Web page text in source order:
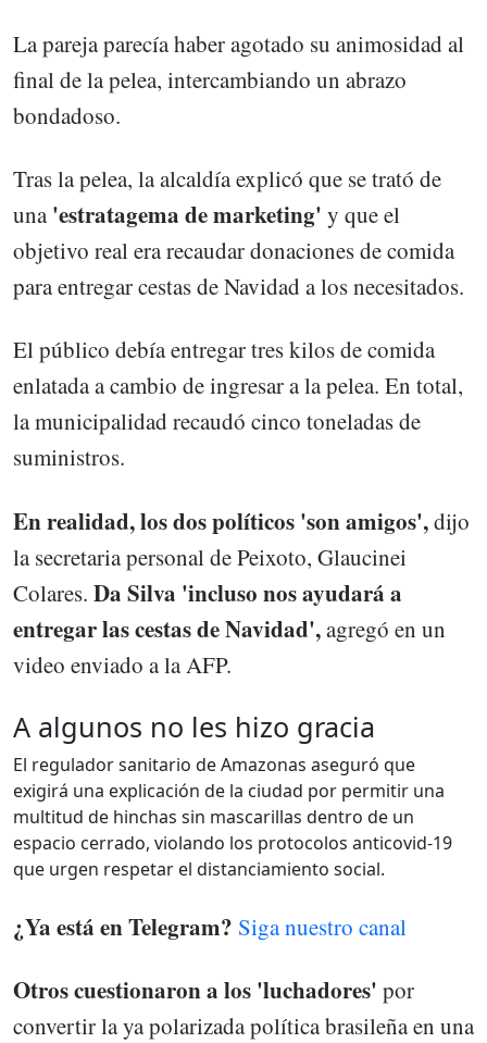
La pareja parecía haber agotado su animosidad al
final de la pelea, intercambiando un abrazo
bondadoso.
Tras la pelea, la alcaldía explicó que se trató de
una'estratagema de marketing' y que el
objetivo real era recaudar donaciones de comida
para entregar cestas de Navidad a los necesitados.
El público debía entregar tres kilos de comida
enlatada a cambio de ingresar a la pelea. En total,
la municipalidad recaudó cinco toneladas de
suministros.
En realidad, los dos políticos 'son amigos',dijo
la secretaria personal de Peixoto, Glaucinei
Colares. Da Silva 'incluso nos ayudará a
entregar las cestas de Navidad',agregó en un
video enviado a la AFP.
A algunos no les hizo gracia
El regulador sanitario de Amazonas aseguró que
exigirá una explicación de la ciudad por permitir una
multitud de hinchas sin mascarillas dentro de un
espacio cerrado, violando los protocolos anticovid-19
que urgen respetar el distanciamiento social.
¿Ya está en Telegram? Siga nuestro canal
Otros cuestionaron a los 'luchadores' por
convertir la ya polarizada política brasileña en una